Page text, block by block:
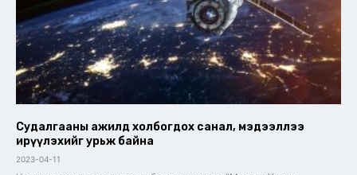
Судалгааны ажилд холбогдох санал, мэдээллээ
ирүүлэхийг урьж байна
2023-04-11